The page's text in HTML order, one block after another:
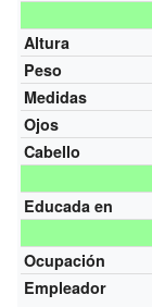
Altura
Peso
Medidas
Ojos
Cabello
Educada en
Ocupación
Empleador